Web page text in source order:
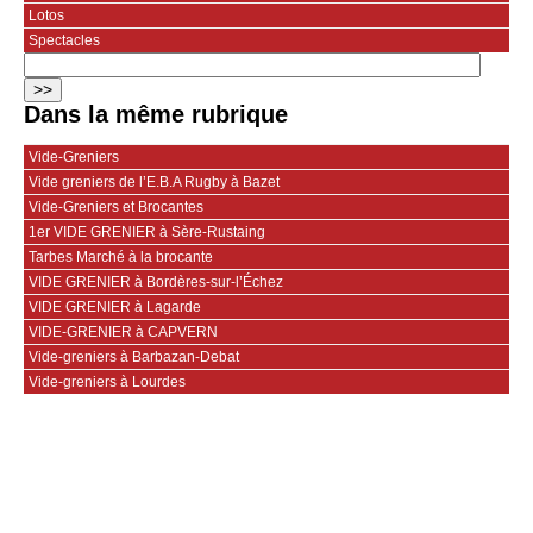
Lotos
Spectacles
Dans la même rubrique
Vide-Greniers
Vide greniers de l’E.B.A Rugby à Bazet
Vide-Greniers et Brocantes
1er VIDE GRENIER à Sère-Rustaing
Tarbes Marché à la brocante
VIDE GRENIER à Bordères-sur-l’Échez
VIDE GRENIER à Lagarde
VIDE-GRENIER à CAPVERN
Vide-greniers à Barbazan-Debat
Vide-greniers à Lourdes